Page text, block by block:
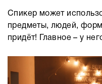
Спикер может
предметы, людей,
придёт! Главное – у